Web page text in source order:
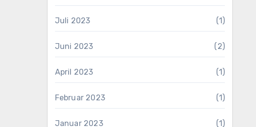
Juli 2023 (1)
Juni 2023 (2)
April 2023 (1)
Februar 2023 (1)
Januar 2023 (1)